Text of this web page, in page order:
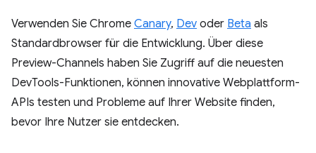
Verwenden Sie Chrome Canary, Dev oder Beta als
Standardbrowser für die Entwicklung. Über diese
Preview-Channels haben Sie Zugriff auf die neuesten
DevTools-Funktionen, können innovative Webplattform-
APIs testen und Probleme auf Ihrer Website finden,
bevor Ihre Nutzer sie entdecken.